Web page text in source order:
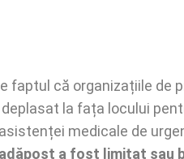
faptul că organizațiile de
la fața locului
medicale de
a fost limitat sau